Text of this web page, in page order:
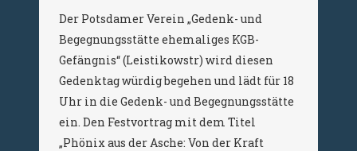
Der Potsdamer Verein „Gedenk- und
Begegnungsstätte ehemaliges KGB-
Gefängnis“ (Leistikowstr) wird diesen
Gedenktag würdig begehen und lädt für 18
Uhr in die Gedenk- und Begegnungsstätte
ein. Den Festvortrag mit dem Titel
„Phönix aus der Asche: Von der Kraft